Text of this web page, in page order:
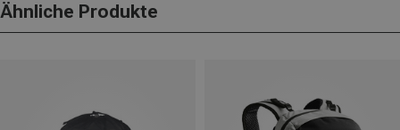
Ähnliche Produkte